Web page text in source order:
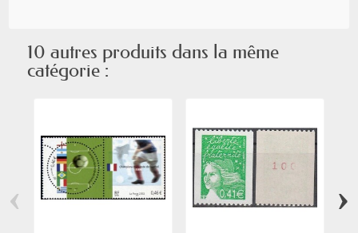
10 autres produits dans la même
catégorie :
‹ ›